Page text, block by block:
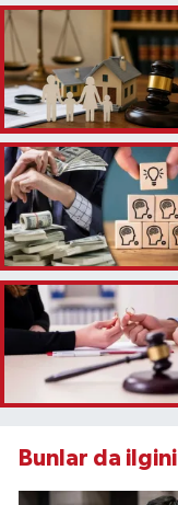
Bunlar da